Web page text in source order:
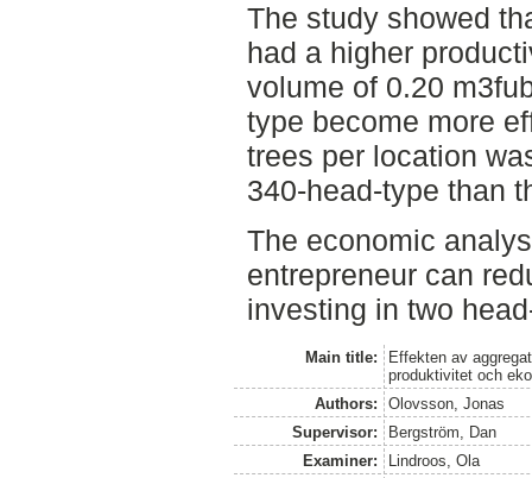
The study showed
had a higher
volume of 0.20
type become more
trees per location
340-head-type than
The economic
entrepreneur can
investing in two
Main title:
Effekten av
produktivitet och
Authors:
Olovsson, Jonas
Supervisor:
Bergström, Dan
Examiner:
Lindroos, Ola